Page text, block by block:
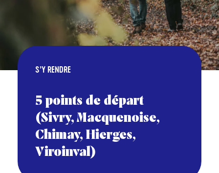
S’Y RENDRE
5 points de départ
(Sivry, Macquenoise,
Chimay, Hierges,
Viroinval)